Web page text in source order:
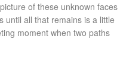
of these unknown faces
until all that remains is a little
moment when two paths